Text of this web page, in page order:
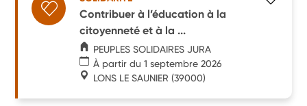
Contribuer à l’éducation à la
citoyenneté et à la ...
PEUPLES SOLIDAIRES JURA
À partir du 1 septembre 2026
LONS LE SAUNIER (39000)